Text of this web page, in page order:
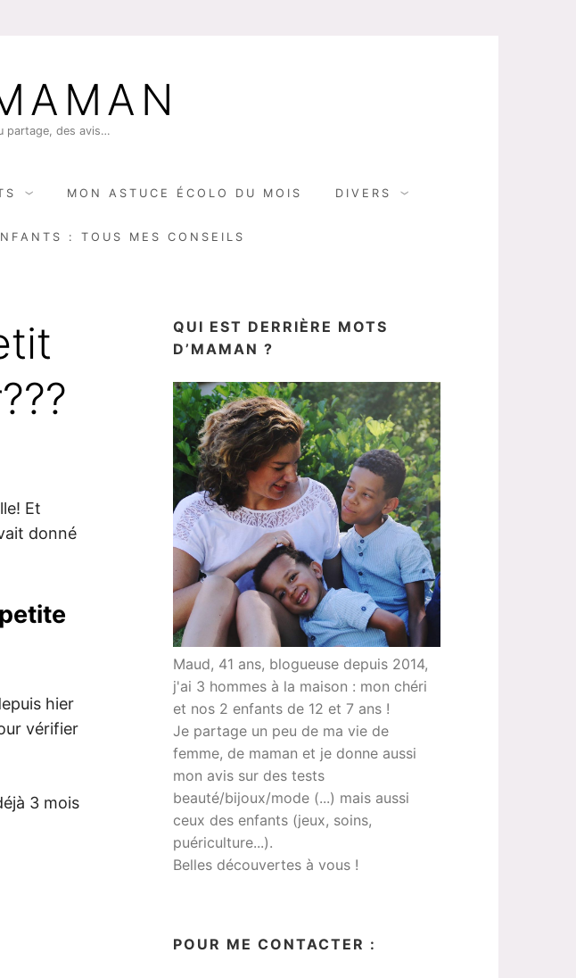
partage, des avis…
MON ASTUCE ÉCOLO DU MOIS DIVERS
: TOUS MES CONSEILS
Et
donné
hier
vérifier
3 mois
QUI EST DERRIÈRE MOTS
D’MAMAN ?
Maud, 41 ans, blogueuse depuis 2014,
j'ai 3 hommes à la maison : mon chéri
et nos 2 enfants de 12 et 7 ans !
Je partage un peu de ma vie de
femme, de maman et je donne aussi
mon avis sur des tests
beauté/bijoux/mode (...) mais aussi
ceux des enfants (jeux, soins,
puériculture...).
Belles découvertes à vous !
POUR ME CONTACTER :